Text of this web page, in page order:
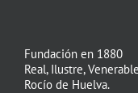
Fundación en 1880
Real, Ilustre,
Rocío de Huelva.